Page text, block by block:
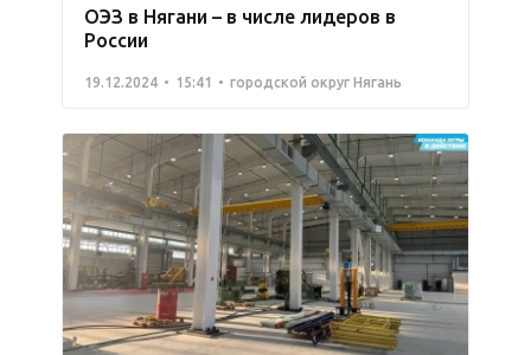
ОЭЗ в Нягани – в числе лидеров в
России
19.12.2024 15:41 городской округ Нягань